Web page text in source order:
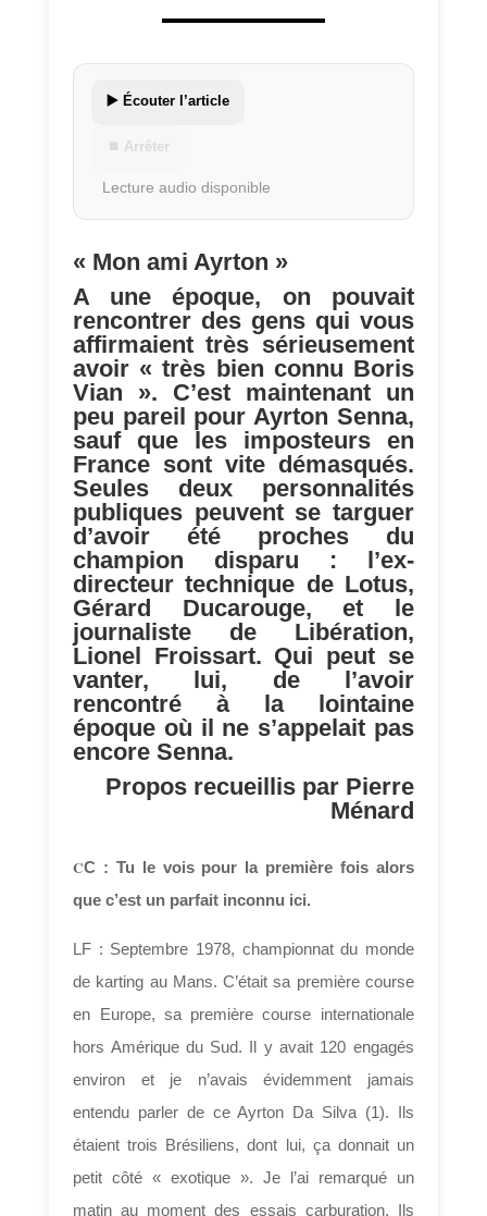
▶️ Écouter l’article
⏹ Arrêter
Lecture audio disponible
« Mon ami Ayrton »
A une époque, on pouvait
rencontrer des gens qui vous
affirmaient très sérieusement
avoir « très bien connu Boris
Vian ». C’est maintenant un
peu pareil pour Ayrton Senna,
sauf que les imposteurs en
France sont vite démasqués.
Seules deux personnalités
publiques peuvent se targuer
d’avoir été proches du
champion disparu : l’ex-
directeur technique de Lotus,
Gérard Ducarouge, et le
journaliste de Libération,
Lionel Froissart. Qui peut se
vanter, lui, de l’avoir
rencontré à la lointaine
époque où il ne s’appelait pas
encore Senna.
Propos recueillis par Pierre
Ménard
CC : Tu le vois pour la première fois alors
que c’est un parfait inconnu ici.
LF : Septembre 1978, championnat du monde
de karting au Mans. C’était sa première course
en Europe, sa première course internationale
hors Amérique du Sud. Il y avait 120 engagés
environ et je n’avais évidemment jamais
entendu parler de ce Ayrton Da Silva (1). Ils
étaient trois Brésiliens, dont lui, ça donnait un
petit côté « exotique ». Je l’ai remarqué un
matin au moment des essais carburation. Ils